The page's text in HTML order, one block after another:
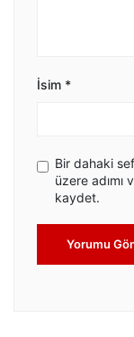
İsim *
Bir dahaki
üzere adımı
kaydet.
Yorumu